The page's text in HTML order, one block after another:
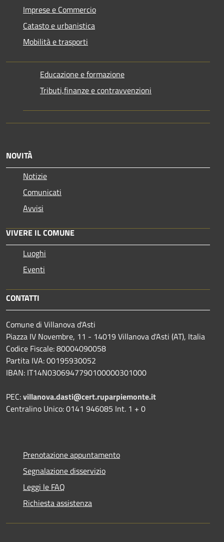
Imprese e Commercio
Catasto e urbanistica
Mobilità e trasporti
Educazione e formazione
Tributi,finanze e contravvenzioni
NOVITÀ
Notizie
Comunicati
Avvisi
VIVERE IL COMUNE
Luoghi
Eventi
CONTATTI
Comune di Villanova d'Asti
Piazza IV Novembre, 11 - 14019 Villanova d'Asti (AT), Italia
Codice Fiscale: 80004090058
Partita IVA: 00195930052
IBAN: IT14N0306947790100000301000
PEC:villanova.dasti@cert.ruparpiemonte.it
Centralino Unico: 0141 946085 Int. 1 + 0
Prenotazione appuntamento
Segnalazione disservizio
Leggi le FAQ
Richiesta assistenza